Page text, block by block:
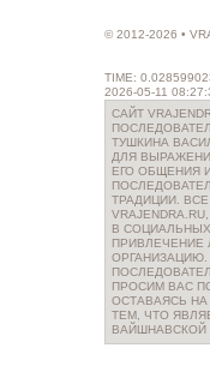
© 2012-2026 •
TIME:
2026-05-11
САЙТ
ТУШКИНА
ДЛЯ
ЕГО ОБЩЕНИЯ
ТРАДИЦИИ.
В
ПРИВЛЕЧЕНИЕ
ПРОСИМ ВАС
ОСТАВАЯСЬ НА
ТЕМ, ЧТО
ВАЙШНАВСКОЙ